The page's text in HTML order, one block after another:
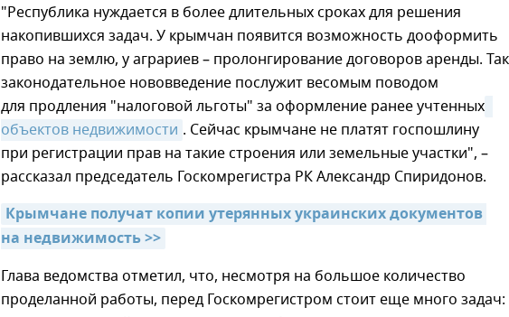
"Республика нуждается в более длительных сроках для решения
накопившихся задач. У крымчан появится возможность дооформить
право на землю, у аграриев – пролонгирование договоров аренды.
законодательное нововведение послужит весомым поводом
для продления "налоговой льготы" за оформление ранее учтенных
объектов недвижимости . Сейчас крымчане не платят госпошлину
при регистрации прав на такие строения или земельные участки", –
рассказал председатель Госкомрегистра РК Александр Спиридонов.
Крымчане получат копии утерянных украинских документов
на недвижимость >>
Глава ведомства отметил, что, несмотря на большое количество
проделанной работы, перед Госкомрегистром стоит еще много задач: